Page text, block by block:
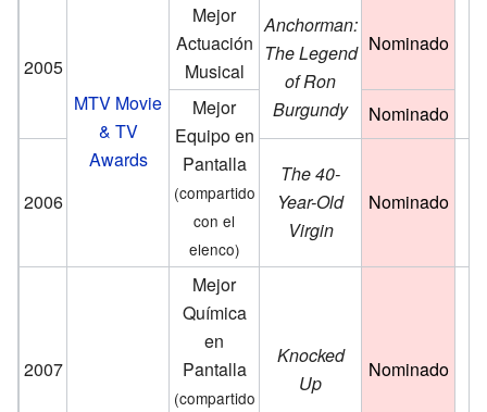
2005
MTV Movie
& TV
Awards
Mejor
Actuación
Musical
Anchorman:
The Legend
of Ron
Burgundy
Nominado
Mejor
Equipo en
Pantalla
(compartido
con el
elenco)
Nominado
2006
The 40-
Year-Old
Virgin
Nominado
2007
Mejor
Química
en
Pantalla
(compartido
Knocked
Up
Nominado